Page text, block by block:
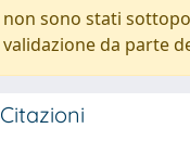
non sono stati
validazione da parte
Citazioni